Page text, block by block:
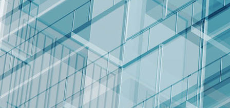
011 - Benjamin Temporada 23-24